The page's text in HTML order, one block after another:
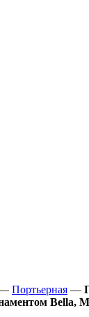
Портьерная —
Bella,